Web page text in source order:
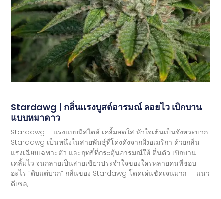
Stardawg | กลิ่นแรงบูสต์อารมณ์ ลอยไว เบิกบาน
แบบหมาดาว
Stardawg – แรงแบบมีสไตล์ เคลิ้มสดใส หัวใจเต้นเป็นจังหวะบวก
Stardawg เป็นหนึ่งในสายพันธุ์ที่โด่งดังจากฝั่งอเมริกา ด้วยกลิ่น
แรงเฉียบเฉพาะตัว และฤทธิ์ที่กระตุ้นอารมณ์ให้ ตื่นตัว เบิกบาน
เคลิ้มไว จนกลายเป็นสายเขียวประจำใจของใครหลายคนที่ชอบ
อะไร “ดิบแต่บวก” กลิ่นของ Stardawg โดดเด่นชัดเจนมาก — แนว
ดีเซล,